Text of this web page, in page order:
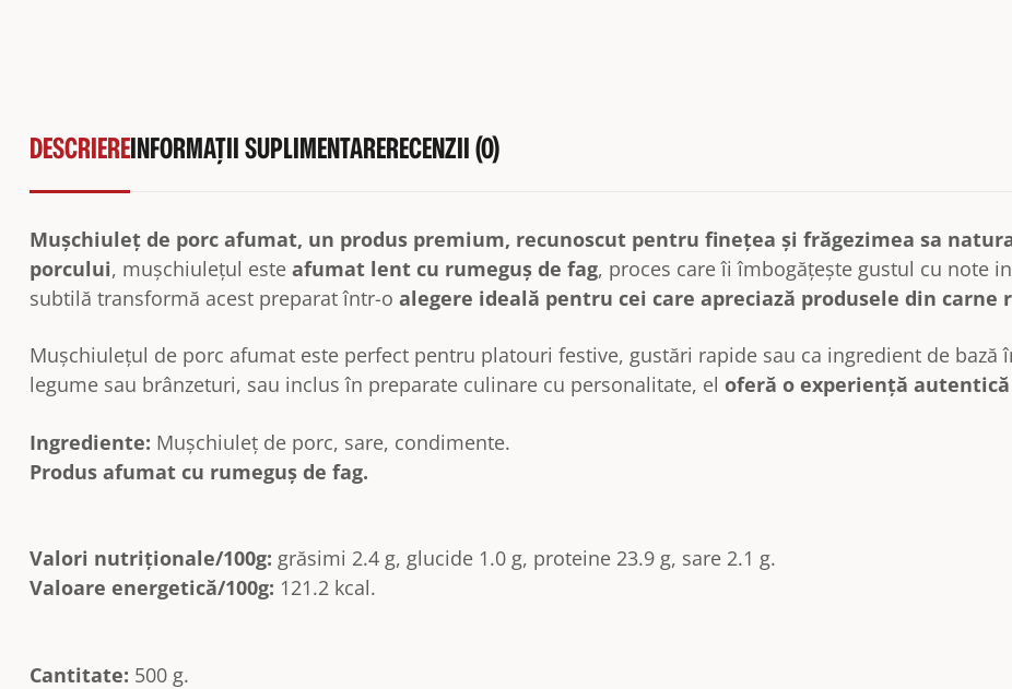
DESCRIEREINFORMAȚII SUPLIMENTARERECENZII (0)
Mușchiuleț de porc afumat, un produs premium, recunoscut pentru finețea și frăgezimea sa
porcului, mușchiulețul este afumat lent cu rumeguș de fag, proces care îi îmbogățește gustul cu note
subtilă transformă acest preparat într-o alegere ideală pentru cei care apreciază produsele din carne
Mușchiulețul de porc afumat este perfect pentru platouri festive, gustări rapide sau ca ingredient de
legume sau brânzeturi, sau inclus în preparate culinare cu personalitate, el oferă o experiență
Ingrediente: Mușchiuleț de porc, sare, condimente.
Produs afumat cu rumeguș de fag.
Valori nutriționale/100g: grăsimi 2.4 g, glucide 1.0 g, proteine 23.9 g, sare 2.1 g.
Valoare energetică/100g: 121.2 kcal.
Cantitate: 500 g.